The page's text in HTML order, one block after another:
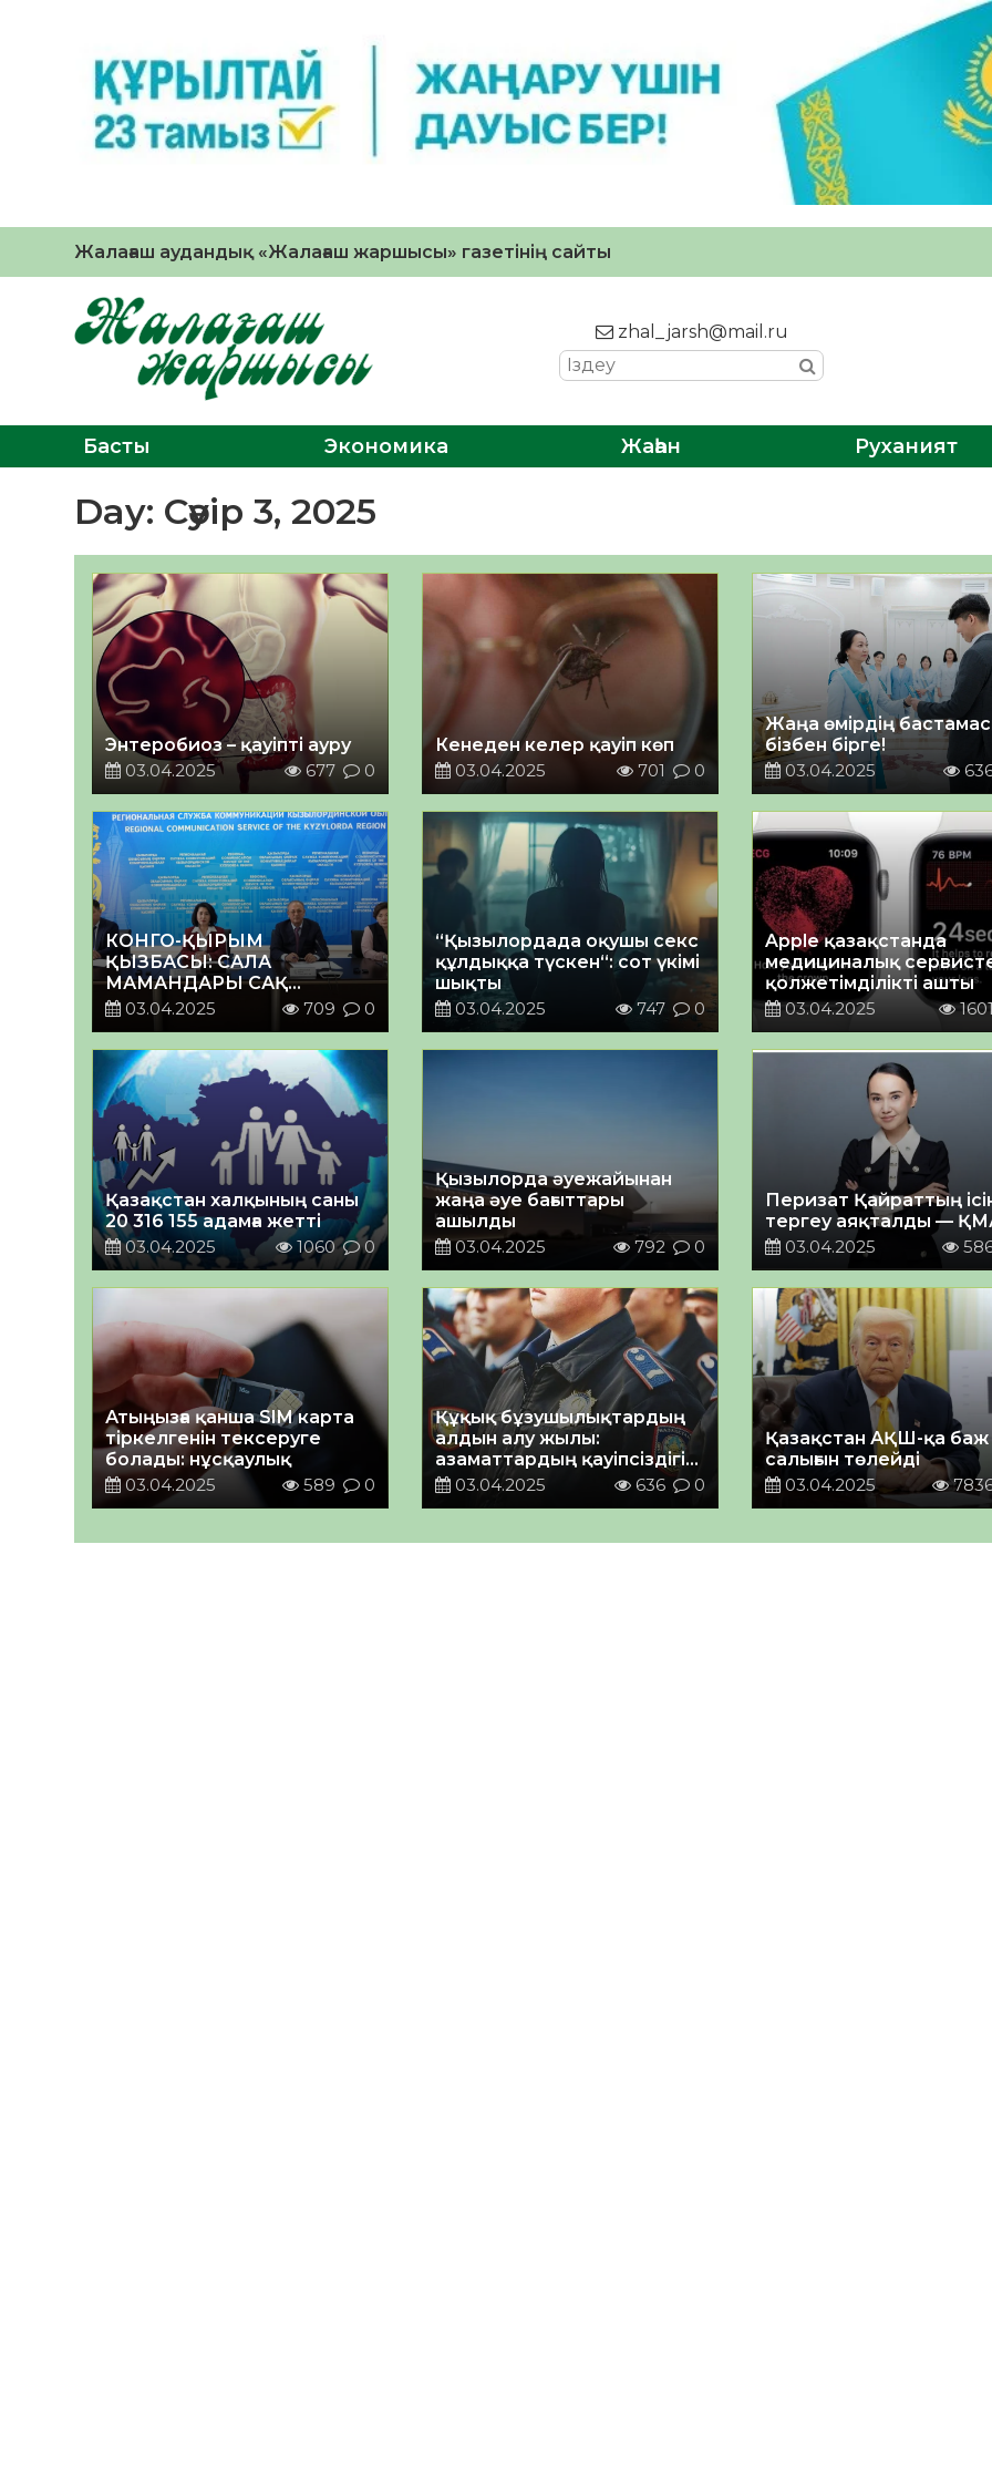
Жалағаш аудандық «Жалағаш жаршысы» газетінің сайты
zhal_jarsh@mail.ru
Басты Экономика Жаһан Руханият
Day: Сәуір 3, 2025
Энтеробиоз – қауіпті ауру
03.04.2025
677 0
Кенеден келер қауіп көп
03.04.2025
701 0
Жаңа өмірдің
бізбен бірге!
03.04.2025
КОНГО-ҚЫРЫМ
ҚЫЗБАСЫ: САЛА
МАМАНДАРЫ САҚ
БОЛУДЫ ЕСКЕРТЕДІ
03.04.2025 709 0
“Қызылордада оқушы секс
құлдыққа түскен“: сот үкімі
шықты
03.04.2025
747 0
Apple қазақстанда
медициналық
қолжетімділікті ашты
03.04.2025
Қазақстан халқының саны
20 316 155 адамға жетті
03.04.2025
1060 0
Қызылорда әуежайынан
жаңа әуе бағыттары
ашылды
03.04.2025
792 0
Перизат Қайраттың
тергеу аяқталды —
03.04.2025
Атыңызға қанша SIM карта
тіркелгенін тексеруге
болады: нұсқаулық
03.04.2025
589 0
Құқық бұзушылықтардың
алдын алу жылы:
азаматтардың қауіпсіздігін
қамтамасыз ету бойынша
03.04.2025 636 0
Қазақстан АҚШ-қа баж
салығын төлейді
03.04.2025